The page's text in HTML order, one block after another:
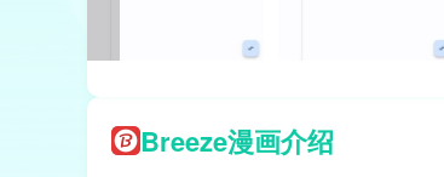
Breeze漫画介绍